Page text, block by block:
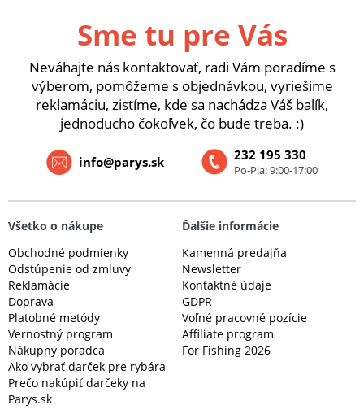
Sme tu pre Vás
Neváhajte nás kontaktovať, radi Vám poradíme s
výberom, pomôžeme s objednávkou, vyriešime
reklamáciu, zistíme, kde sa nachádza Váš balík,
jednoducho čokoľvek, čo bude treba. :)
232 195 330
Po-Pia: 9:00-17:00
info@parys.sk
Všetko o nákupe
Obchodné podmienky
Odstúpenie od zmluvy
Reklamácie
Doprava
Platobné metódy
Vernostný program
Nákupný poradca
Ako vybrať darček pre rybára
Prečo nakúpiť darčeky na
Parys.sk
Ďalšie informácie
Kamenná predajňa
Newsletter
Kontaktné údaje
GDPR
Voľné pracovné pozície
Affiliate program
For Fishing 2026